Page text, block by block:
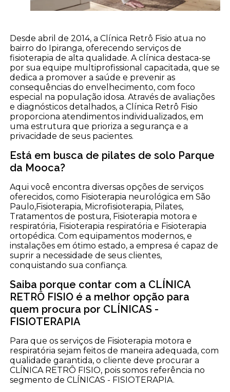
Desde abril de 2014, a Clínica Retrô Fisio atua no
bairro do Ipiranga, oferecendo serviços de
fisioterapia de alta qualidade. A clínica destaca-se
por sua equipe multiprofissional capacitada, que se
dedica a promover a saúde e prevenir as
consequências do envelhecimento, com foco
especial na população idosa. Através de avaliações
e diagnósticos detalhados, a Clínica Retrô Fisio
proporciona atendimentos individualizados, em
uma estrutura que prioriza a segurança e a
privacidade de seus pacientes.
Está em busca de pilates de solo Parque
da Mooca?
Aqui você encontra diversas opções de serviços
oferecidos, como Fisioterapia neurológica em São
Paulo,Fisioterapia, Microfisioterapia, Pilates,
Tratamentos de postura, Fisioterapia motora e
respiratória, Fisioterapia respiratória e Fisioterapia
ortopédica. Com equipamentos modernos, e
instalações em ótimo estado, a empresa é capaz de
suprir a necessidade de seus clientes,
conquistando sua confiança.
Saiba porque contar com a CLÍNICA
RETRÔ FISIO é a melhor opção para
quem procura por CLÍNICAS -
FISIOTERAPIA
Para que os serviços de Fisioterapia motora e
respiratória sejam feitos de maneira adequada, com
qualidade garantida, o cliente deve procurar a
CLÍNICA RETRÔ FISIO, pois somos referência no
segmento de CLÍNICAS - FISIOTERAPIA.